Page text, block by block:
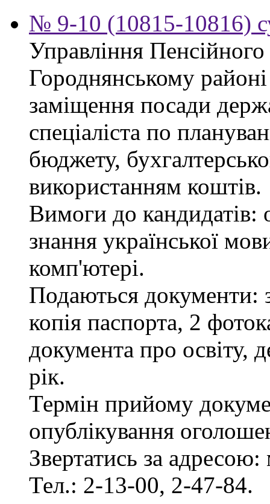
№ 9-10 (10815-10816)
Управління
Городнянському
заміщення посади
спеціаліста по
бюджету,
використанням коштів.
Вимоги до кандидатів:
знання української
комп'ютері.
Подаються документи:
копія паспорта, 2
документа про освіту,
рік.
Термін прийому
опублікування
Звертатись за
Тел.: 2-13-00, 2-47-84.